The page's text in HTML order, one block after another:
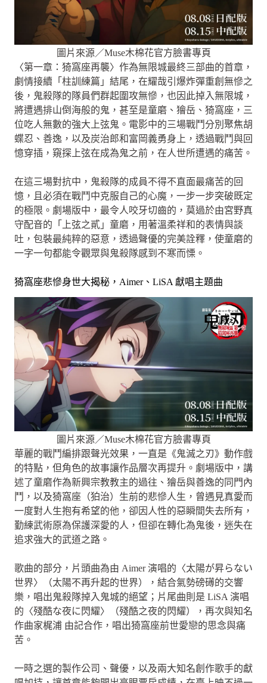
圖片來源／Muse木棉花官方臉書專頁
〈第一章：猗窩座再襲〉作為無限城最終三部曲的首章，
劇情接續「柱訓練篇」結尾，在耀哉引爆炸彈重創無慘之
後，鬼殺隊的隊員們群起圍攻無慘，也因此掉入無限城，
將遭遇排山倒海般的鬼，甚至是童磨、獪岳、猗窩座，三
位吃人無數的強大上弦鬼。電影中的三場戰鬥分別聚焦胡
蝶忍、善逸，以及炭治郎和富岡義勇身上，透過戰鬥與回
憶穿插，窺探上弦在成為鬼之前，在人世所遭遇的痛苦。
在這三場對抗中，鬼殺隊的成員不得不直面最痛苦的回
憶，且必須在戰鬥中克服自己的心魔，一步一步突破既定
的極限。劇場版中，最令人咬牙切齒的，莫過於由宮野真
守配音的「上弦之貳」童磨，用著溫柔祥和的表情與談
吐，包裝最純粹的惡意，透過聲優的完美詮釋，使童磨的
一字一句都能令觀眾與鬼殺隊感到不寒而慄。
猗窩座悲慘身世大揭秘，Aimer、LiSA 獻唱主題曲
圖片來源／Muse木棉花官方臉書專頁
華麗的戰鬥編排跟聲光效果，一直是《鬼滅之刃》動作戲
的特點，但角色的故事讓作品層次再提升。劇場版中，講
述了童磨作為新興宗教教主的過往、獪岳與善逸的同門內
鬥，以及猗窩座（狛治）生前的悲慘人生，曾遇見真愛而
一度對人生抱有希望的他，卻因人性的惡瞬間失去所有，
勤練武術原為保護深愛的人，但卻在轉化為鬼後，迷失在
追求強大的武道之路。
歌曲的部分，片頭曲為由 Aimer 演唱的〈太陽が昇らない
世界〉（太陽不再升起的世界），結合氣勢磅礡的交響
樂，唱出鬼殺隊掉入鬼城的絕望；片尾曲則是 LiSA 演唱
的〈殘酷な夜に閃耀〉（殘酷之夜的閃耀），再次與知名
作曲家梶浦 由記合作，唱出猗窩座前世愛戀的思念與痛
苦。
一時之選的製作公司、聲優，以及兩大知名創作歌手的獻